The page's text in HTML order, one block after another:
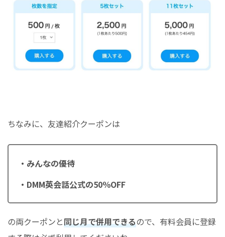
ちなみに、友達紹介クーポンは
・みんなの優待
・DMM英会話公式の50％OFF
の両クーポンと同じ月で併用できるので、有料会員に登録